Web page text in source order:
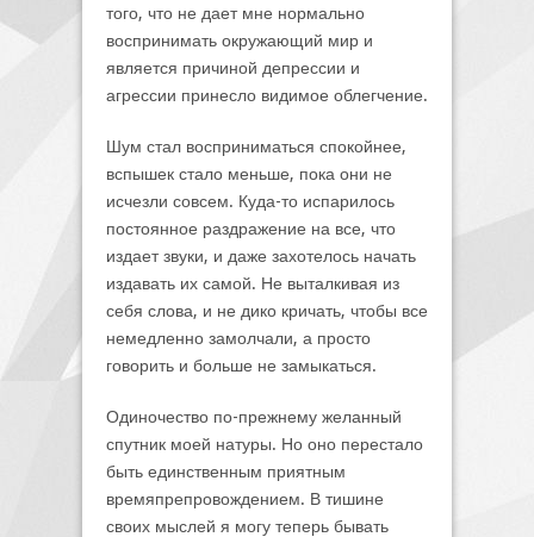
того, что не дает мне нормально
воспринимать окружающий мир и
является причиной депрессии и
агрессии принесло видимое облегчение.
Шум стал восприниматься спокойнее,
вспышек стало меньше, пока они не
исчезли совсем. Куда-то испарилось
постоянное раздражение на все, что
издает звуки, и даже захотелось начать
издавать их самой. Не выталкивая из
себя слова, и не дико кричать, чтобы все
немедленно замолчали, а просто
говорить и больше не замыкаться.
Одиночество по-прежнему желанный
спутник моей натуры. Но оно перестало
быть единственным приятным
времяпрепровождением. В тишине
своих мыслей я могу теперь бывать